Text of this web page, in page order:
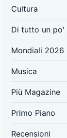
Cultura
Di tutto un po'
Mondiali 2026
Musica
Più Magazine
Primo Piano
Recensioni